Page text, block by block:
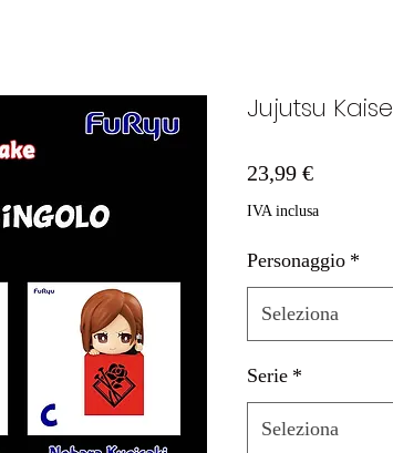
Jujutsu
23,99 €Prezzo
IVA inclusa
Personaggio *
Seleziona
Serie *
Seleziona